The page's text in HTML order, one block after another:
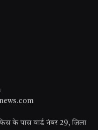
के पास वार्ड नंबर 29, जिला